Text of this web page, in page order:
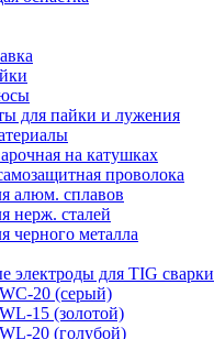
для пайки и лужения
на катушках
проволока
алюм. сплавов
нерж. сталей
черного металла
электроды для TIG сварки
20 (серый)
15 (золотой)
20 (голубой)